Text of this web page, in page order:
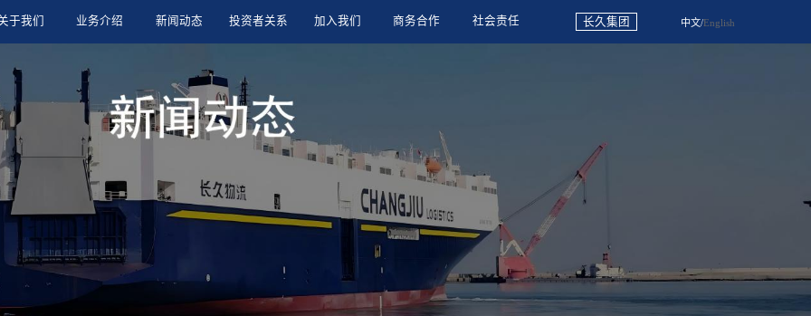
于我们 业务介绍 新闻动态 投资者关系 加入我们 商务合作 社会责任 长久集团 中文/English